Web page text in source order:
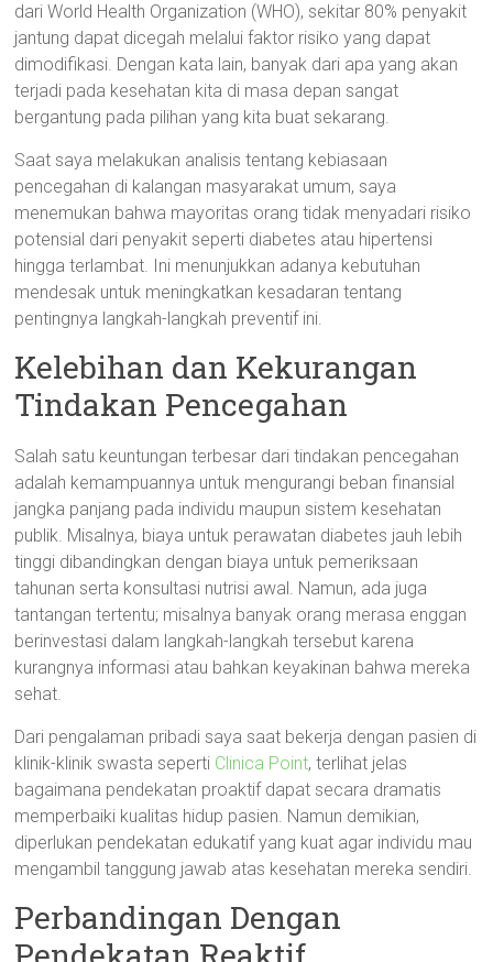
dari World Health Organization (WHO), sekitar 80% penyakit
jantung dapat dicegah melalui faktor risiko yang dapat
dimodifikasi. Dengan kata lain, banyak dari apa yang akan
terjadi pada kesehatan kita di masa depan sangat
bergantung pada pilihan yang kita buat sekarang.
Saat saya melakukan analisis tentang kebiasaan
pencegahan di kalangan masyarakat umum, saya
menemukan bahwa mayoritas orang tidak menyadari risiko
potensial dari penyakit seperti diabetes atau hipertensi
hingga terlambat. Ini menunjukkan adanya kebutuhan
mendesak untuk meningkatkan kesadaran tentang
pentingnya langkah-langkah preventif ini.
Kelebihan dan Kekurangan
Tindakan Pencegahan
Salah satu keuntungan terbesar dari tindakan pencegahan
adalah kemampuannya untuk mengurangi beban finansial
jangka panjang pada individu maupun sistem kesehatan
publik. Misalnya, biaya untuk perawatan diabetes jauh lebih
tinggi dibandingkan dengan biaya untuk pemeriksaan
tahunan serta konsultasi nutrisi awal. Namun, ada juga
tantangan tertentu; misalnya banyak orang merasa enggan
berinvestasi dalam langkah-langkah tersebut karena
kurangnya informasi atau bahkan keyakinan bahwa mereka
sehat.
Dari pengalaman pribadi saya saat bekerja dengan pasien di
klinik-klinik swasta seperti Clinica Point, terlihat jelas
bagaimana pendekatan proaktif dapat secara dramatis
memperbaiki kualitas hidup pasien. Namun demikian,
diperlukan pendekatan edukatif yang kuat agar individu mau
mengambil tanggung jawab atas kesehatan mereka sendiri.
Perbandingan Dengan